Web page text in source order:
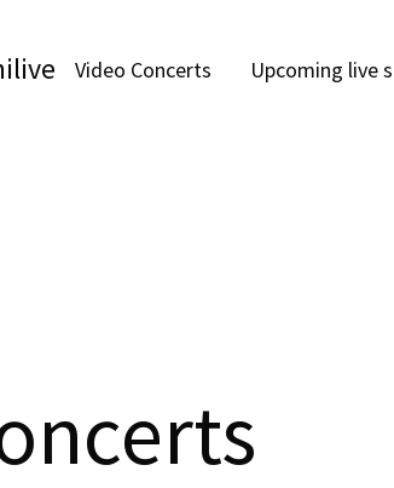
Video Concerts Upcoming live